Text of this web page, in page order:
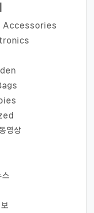
Accessories
영상